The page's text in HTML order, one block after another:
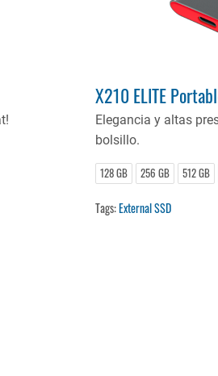
X210 ELITE
Elegancia y altas
bolsillo.
128 GB 256 GB 512 GB
Tags:External SSD